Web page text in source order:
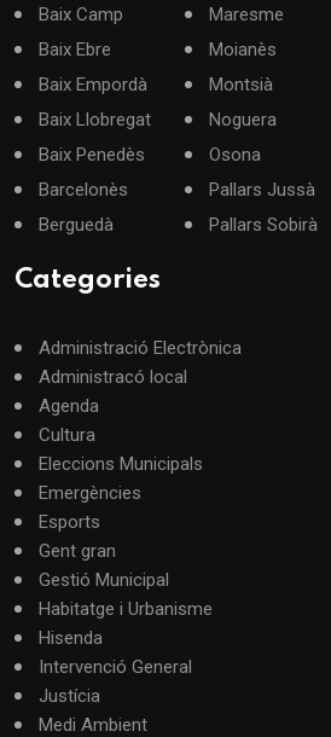
Baix Camp
Baix Ebre
Baix Empordà
Baix Llobregat
Baix Penedès
Barcelonès
Berguedà
Maresme
Moianès
Montsià
Noguera
Osona
Pallars Jussà
Pallars Sobirà
Categories
Administració Electrònica
Administracó local
Agenda
Cultura
Eleccions Municipals
Emergències
Esports
Gent gran
Gestió Municipal
Habitatge i Urbanisme
Hisenda
Intervenció General
Justícia
Medi Ambient